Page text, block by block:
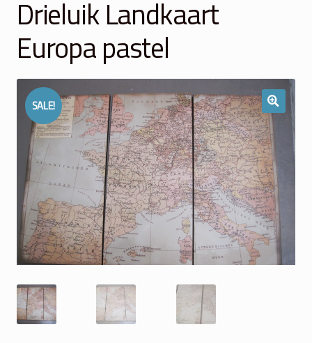
Winkelmand
Over Ons
Veelgestelde vragen
Contact
Drieluik Landkaart
Europa pastel
SALE!